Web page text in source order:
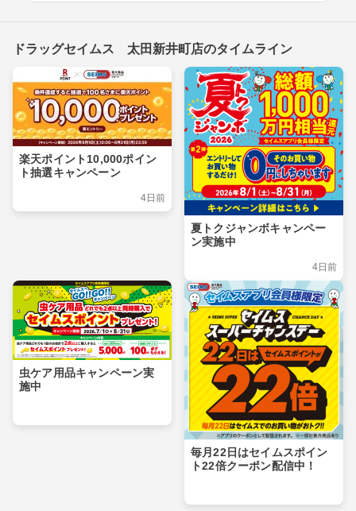
ドラッグセイムス 太田新井町店のタイムライン
楽天ポイント10,000ポイン
ト抽選キャンペーン
4日前
夏トクジャンボキャンペー
ン実施中
4日前
虫ケア用品キャンペーン実
施中
毎月22日はセイムスポイン
ト22倍クーポン配信中！